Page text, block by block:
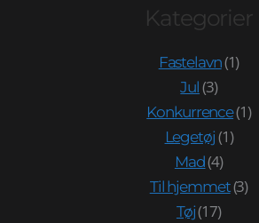
Kategorier
Fastelavn(1)
Jul (3)
Konkurrence(1)
Legetøj (1)
Mad(4)
Til hjemmet(3)
Tøj(17)